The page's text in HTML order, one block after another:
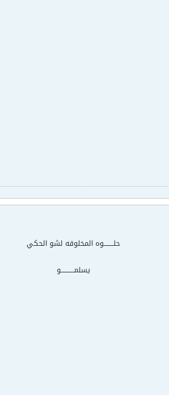
حلــــــــوه المخلوقه لشو الحكي
يسلمـــــــــــو